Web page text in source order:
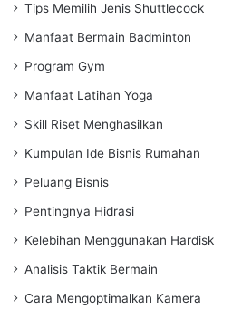
Tips Memilih Jenis Shuttlecock
Manfaat Bermain Badminton
Program Gym
Manfaat Latihan Yoga
Skill Riset Menghasilkan
Kumpulan Ide Bisnis Rumahan
Peluang Bisnis
Pentingnya Hidrasi
Kelebihan Menggunakan Hardisk
Analisis Taktik Bermain
Cara Mengoptimalkan Kamera